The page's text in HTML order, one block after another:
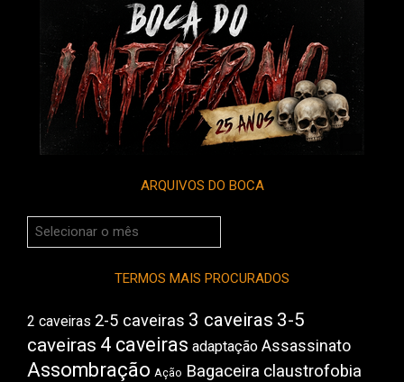
ARQUIVOS DO BOCA
Arquivos
do
TERMOS MAIS PROCURADOS
2 caveiras 2-5 caveiras 3 caveiras 3-5
caveiras 4 caveiras adaptação Assassinato
Assombração Ação Bagaceira claustrofobia